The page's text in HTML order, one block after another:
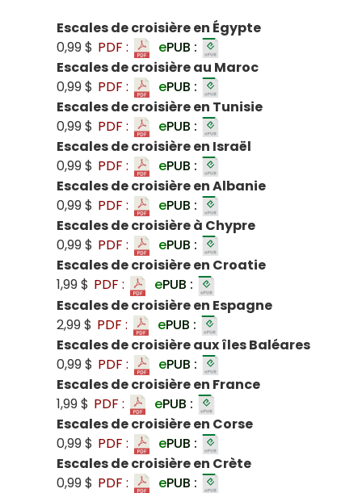
Escales de croisière en Égypte
0,99 $ PDF : ePUB :
Escales de croisière au Maroc
0,99 $ PDF : ePUB :
Escales de croisière en Tunisie
0,99 $ PDF : ePUB :
Escales de croisière en Israël
0,99 $ PDF : ePUB :
Escales de croisière en Albanie
0,99 $ PDF : ePUB :
Escales de croisière à Chypre
0,99 $ PDF : ePUB :
Escales de croisière en Croatie
1,99 $ PDF : ePUB :
Escales de croisière en Espagne
2,99 $ PDF : ePUB :
Escales de croisière aux îles Baléares
0,99 $ PDF : ePUB :
Escales de croisière en France
1,99 $ PDF : ePUB :
Escales de croisière en Corse
0,99 $ PDF : ePUB :
Escales de croisière en Crète
0,99 $ PDF : ePUB :